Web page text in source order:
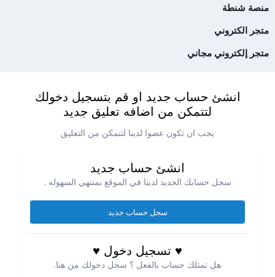
منصة شنطة
متجر الكتروني
متجر إلكتروني مجاني
انشئ حساب جديد او قم بتسجيل دخولك
لتتمكن من اضافه تعليق جديد
يجب ان تكون عضوا لدينا لتتمكن من التعليق
انشئ حساب جديد
سجل حسابك الجديد لدينا في الموقع بمنتهي السهوله .
سجل حساب جديد
♥ تسجيل دخول ♥
هل تمتلك حساب بالفعل ؟ سجل دخولك من هنا.